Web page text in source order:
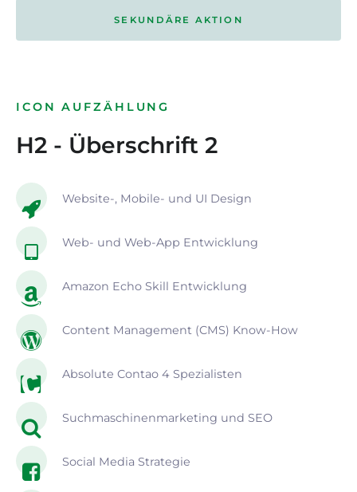
SEKUNDÄRE AKTION
ICON AUFZÄHLUNG
H2 - Überschrift 2
Website-, Mobile- und UI Design
Web- und Web-App Entwicklung
Amazon Echo Skill Entwicklung
Content Management (CMS) Know-How
Absolute Contao 4 Spezialisten
Suchmaschinenmarketing und SEO
Social Media Strategie